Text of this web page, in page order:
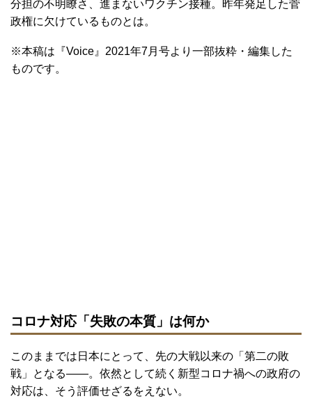
分担の不明瞭さ、進まないワクチン接種。昨年発足した菅
政権に欠けているものとは。
※本稿は『Voice』2021年7⽉号より⼀部抜粋・編集した
ものです。
コロナ対応「失敗の本質」は何か